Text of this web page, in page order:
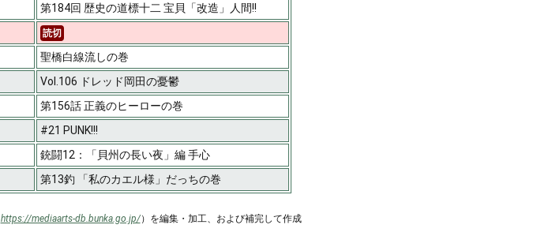
第184回 歴史の道標十二 宝貝「改造」人間!!
読切
聖橋白線流しの巻
Vol.106 ドレッド岡田の憂鬱
第156話 正義のヒーローの巻
#21 PUNK!!!
銃闘12：「貝州の長い夜」編 手心
第13釣 「私のカエル様」だっちの巻
https://mediaarts-db.bunka.go.jp/）を編集・加工、および補完して作成